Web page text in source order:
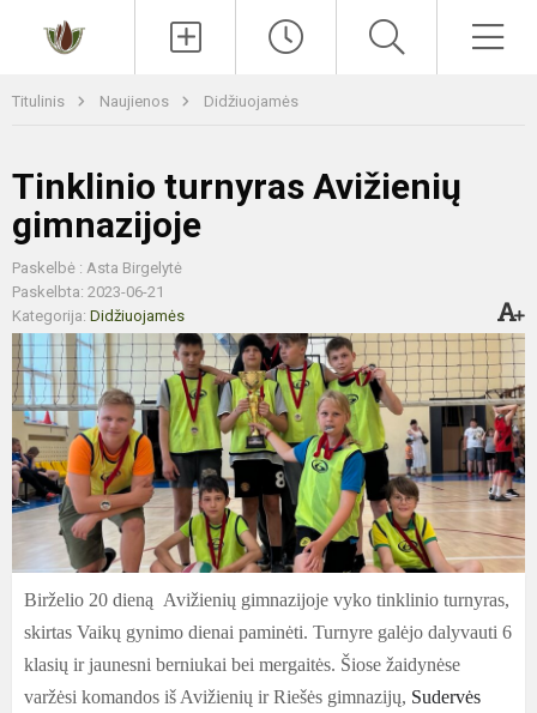
Titulinis Naujienos Didžiuojamės
Tinklinio turnyras Avižienių
gimnazijoje
Paskelbė : Asta Birgelytė
Paskelbta: 2023-06-21
Kategorija: Didžiuojamės
Birželio 20 dieną Avižienių gimnazijoje vyko tinklinio turnyras,
skirtas Vaikų gynimo dienai paminėti. Turnyre galėjo dalyvauti 6
klasių ir jaunesni berniukai bei mergaitės. Šiose žaidynėse
varžėsi komandos iš Avižienių ir Riešės gimnazijų, Sudervės